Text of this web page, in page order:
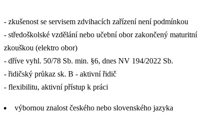
- zkušenost se servisem zdvihacích zařízení není podmínkou
- středoškolské vzdělání nebo učební obor zakončený maturitní
zkouškou (elektro obor)
- dříve vyhl. 50/78 Sb. min. §6, dnes NV 194/2022 Sb.
- řidičský průkaz sk. B - aktivní řidič
- flexibilitu, aktivní přístup k práci
výbornou znalost českého nebo slovenského jazyka